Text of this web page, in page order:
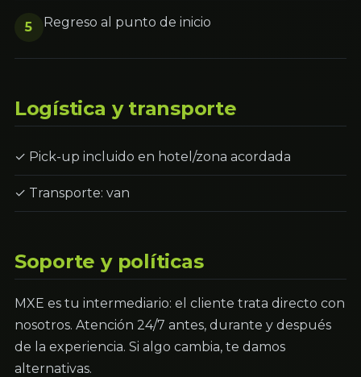
5 Regreso al punto de inicio
Logística y transporte
✓ Pick-up incluido en hotel/zona acordada
✓ Transporte: van
Soporte y políticas
MXE es tu intermediario: el cliente trata directo con
nosotros. Atención 24/7 antes, durante y después
de la experiencia. Si algo cambia, te damos
alternativas.